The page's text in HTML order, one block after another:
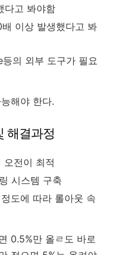
다고 봐야함
이상 발생했다고 봐
의 외부 도구가 필요
해야 한다.
해결과정
오전이 최적
시스템 구축
도에 따라 롤아웃 속
0.5%만 올ㄹ도 바로